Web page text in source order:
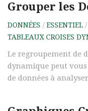
Grouper les
DONNÉES / ESSENTIEL /
TABLEAUX CROISES
Le regroupement de
dynamique peut
de données à